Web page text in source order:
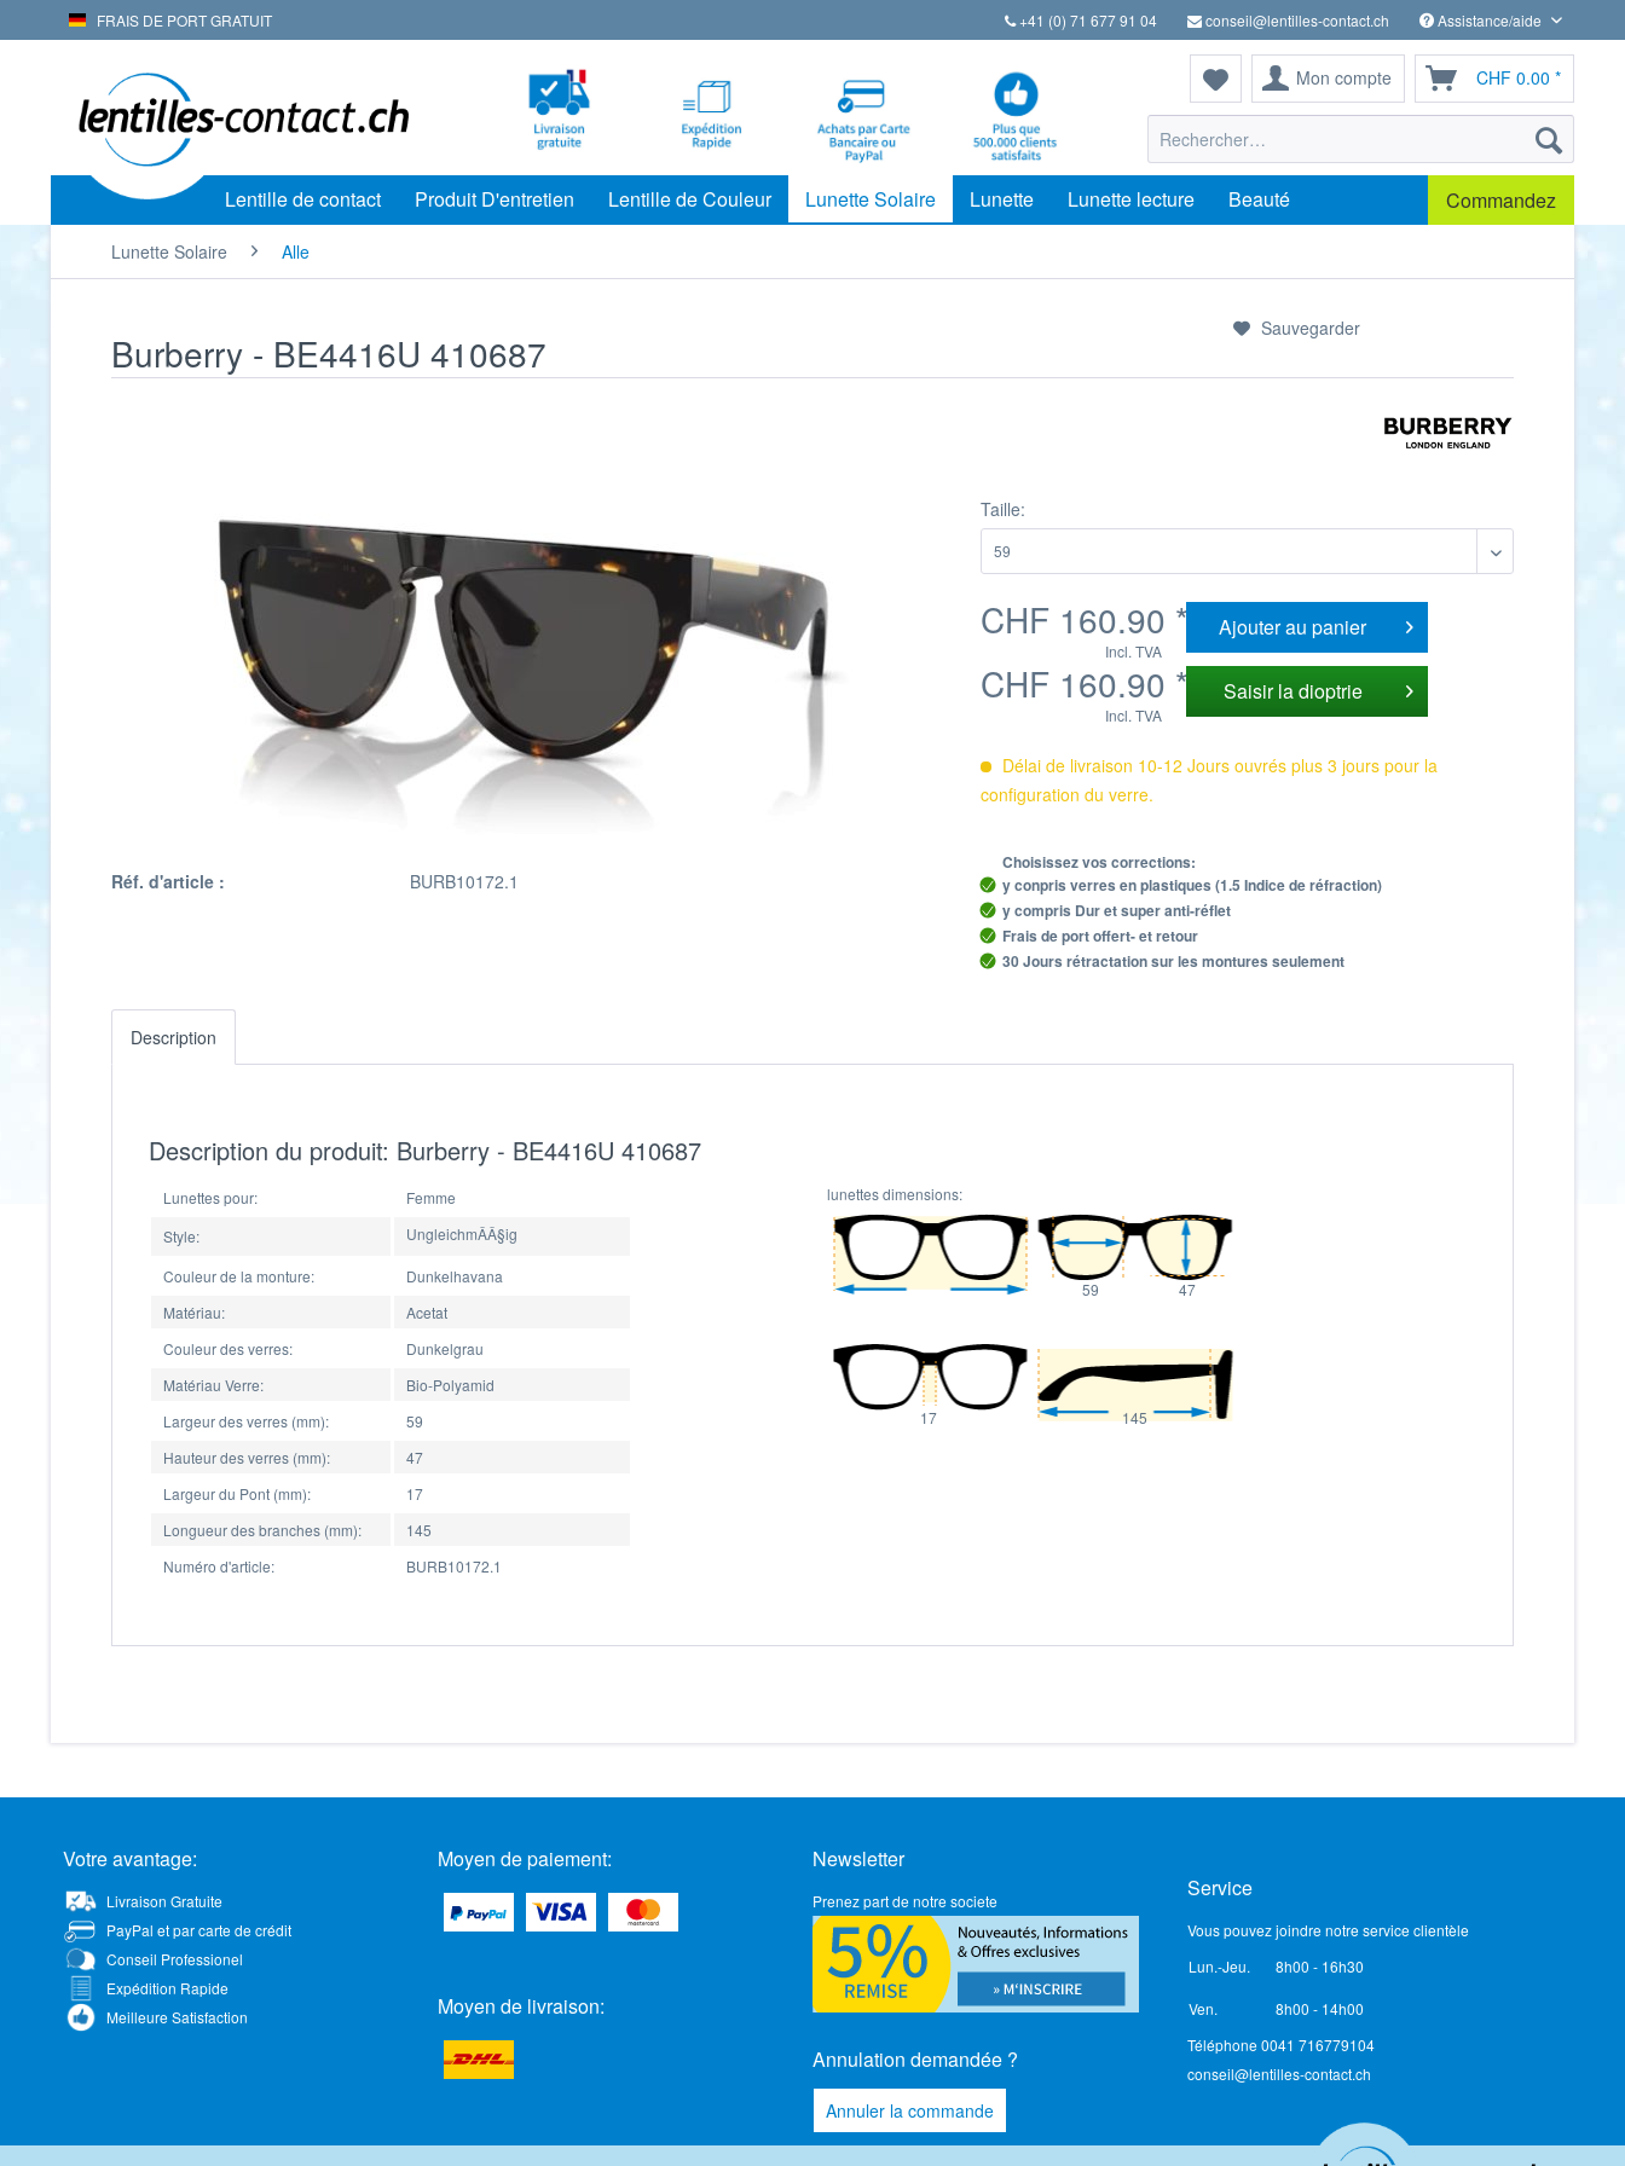
FRAIS DE PORT GRATUIT +41 (0) 71 677 91 04 conseil@lentilles-contact.ch Assistance/aide
Mon compte CHF 0.00 *
Lentille de contact Produit D'entretien Lentille de Couleur Lunette Solaire Lunette Lunette lecture Beauté Commandez
Lunette Solaire Alle
Burberry - BE4416U 410687
Sauvegarder
Réf. d'article : BURB10172.1
Taille:
CHF 160.90 *
Incl. TVA
Ajouter aupanier
CHF 160.90 *
Incl. TVA
Saisir la dioptrie
Délai de livraison 10-12 Jours ouvrés plus 3 jours pour la
configuration du verre.
Choisissez vos corrections:
y conpris verres en plastiques (1.5 Indice de réfraction)
y compris Dur et super anti-réflet
Frais de port offert- et retour
30 Jours rétractation sur les montures seulement
Description
Description du produit: Burberry - BE4416U 410687
Lunettes pour:
Femme
Style:
UngleichmÂÂ§ig
Couleur de la monture:
Dunkelhavana
Matériau:
Acetat
Couleur des verres:
Dunkelgrau
Matériau Verre:
Bio-Polyamid
Largeur des verres (mm):
59
Hauteur des verres (mm):
47
Largeur du Pont (mm):
17
Longueur des branches (mm):
145
Numéro d'article:
BURB10172.1
lunettes dimensions:
59 47
17 145
Votre avantage:
Livraison Gratuite
PayPal et par carte de crédit
Conseil Professionel
Expédition Rapide
Meilleure Satisfaction
Moyen de paiement:
Moyen de livraison:
Newsletter
Prenez part de notre societe
Annulation demandée ?
Annuler la commande
Service
Vous pouvez joindre notre service clientèle
Lun.-Jeu.
8h00 - 16h30
Ven.
8h00 - 14h00
Téléphone 0041 716779104
conseil@lentilles-contact.ch